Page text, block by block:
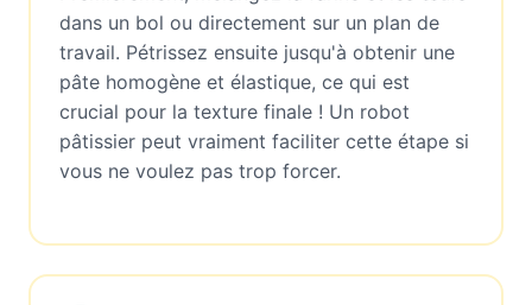
dans un bol ou directement sur un plan de
travail. Pétrissez ensuite jusqu'à obtenir une
pâte homogène et élastique, ce qui est
crucial pour la texture finale ! Un robot
pâtissier peut vraiment faciliter cette étape si
vous ne voulez pas trop forcer.